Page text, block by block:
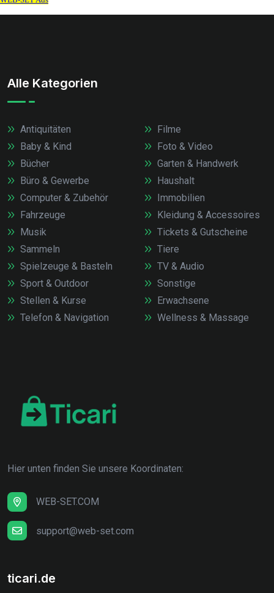
Alle Kategorien
Antiquitäten
Baby & Kind
Bücher
Büro & Gewerbe
Computer & Zubehör
Fahrzeuge
Filme
Foto & Video
Garten & Handwerk
Haushalt
Immobilien
Kleidung & Accessoires
Musik
Sammeln
Spielzeuge & Basteln
Sport & Outdoor
Stellen & Kurse
Telefon & Navigation
Tickets & Gutscheine
Tiere
TV & Audio
Sonstige
Erwachsene
Wellness & Massage
Hier unten finden Sie unsere Koordinaten:
WEB-SET.COM
support@web-set.com
ticari.de